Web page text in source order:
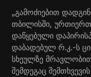
„გამოძიებით
თბილისში,
დაწყებული
დაბადებულ რ.კ.-ს
სხეულზე
შემდეგაც